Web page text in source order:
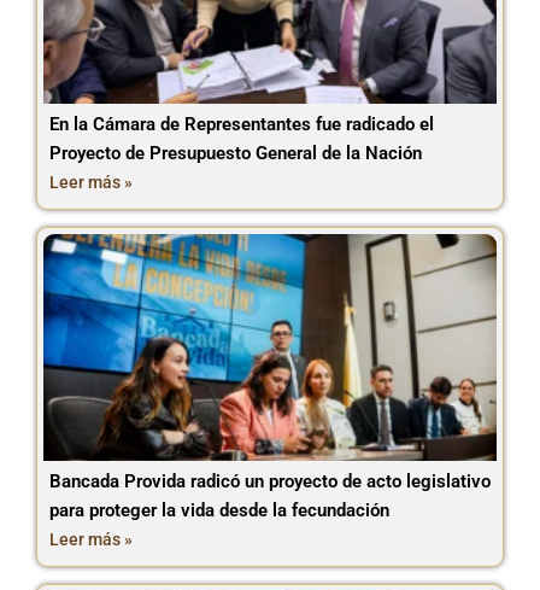
En la Cámara de Representantes fue radicado el
Proyecto de Presupuesto General de la Nación
Leer más »
Bancada Provida radicó un proyecto de acto legislativo
para proteger la vida desde la fecundación
Leer más »